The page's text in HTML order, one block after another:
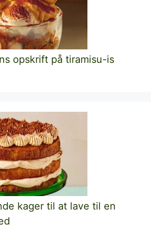
opskrift på tiramisu-is
kager til at lave til en